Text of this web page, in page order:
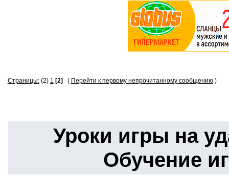
Страницы:(2) 1 [2] ( Перейти к первому непрочитанному сообщению)
Уроки игры на
Обучение